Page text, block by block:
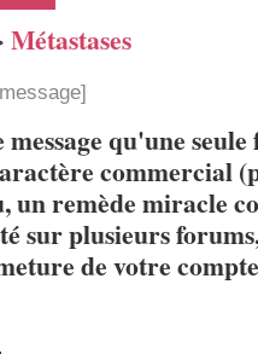
Métastases
qu'une seule
commercial
un remède miracle
sur plusieurs
de votre